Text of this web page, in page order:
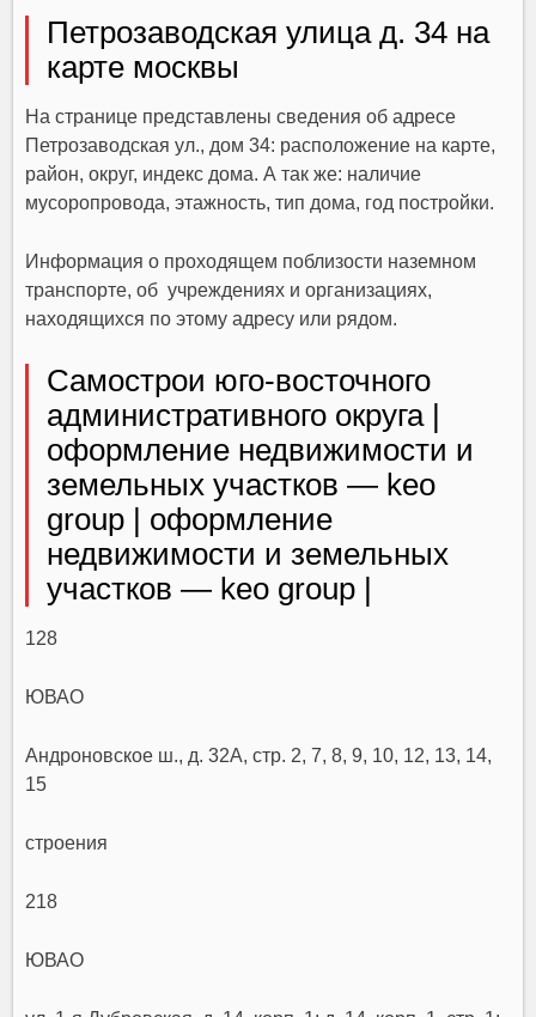
Петрозаводская улица д. 34 на
карте москвы
На странице представлены сведения об адресе
Петрозаводская ул., дом 34: расположение на карте,
район, округ, индекс дома. А так же: наличие
мусоропровода, этажность, тип дома, год постройки.
Информация о проходящем поблизости наземном
транспорте, об учреждениях и организациях,
находящихся по этому адресу или рядом.
Самострои юго-восточного
административного округа |
оформление недвижимости и
земельных участков — keo
group | оформление
недвижимости и земельных
участков — keo group |
128
ЮВАО
Андроновское ш., д. 32А, стр. 2, 7, 8, 9, 10, 12, 13, 14,
15
строения
218
ЮВАО